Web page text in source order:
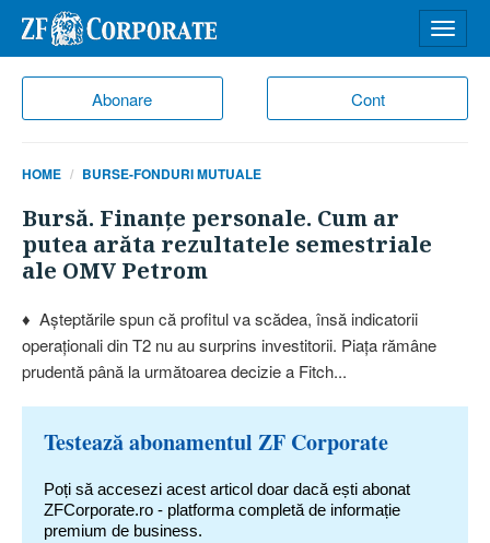
Abonare Cont
meniu
HOME BURSE-FONDURI MUTUALE
Bursă. Finanţe personale. Cum ar
putea arăta rezultatele semestriale
ale OMV Petrom
♦ Aşteptările spun că profitul va scădea, însă indicatorii
operaţionali din T2 nu au surprins investitorii. Piaţa rămâne
prudentă până la următoarea decizie a Fitch...
Testează abonamentul ZF Corporate
Poți să accesezi acest articol doar dacă ești abonat
ZFCorporate.ro - platforma completă de informație
premium de business.